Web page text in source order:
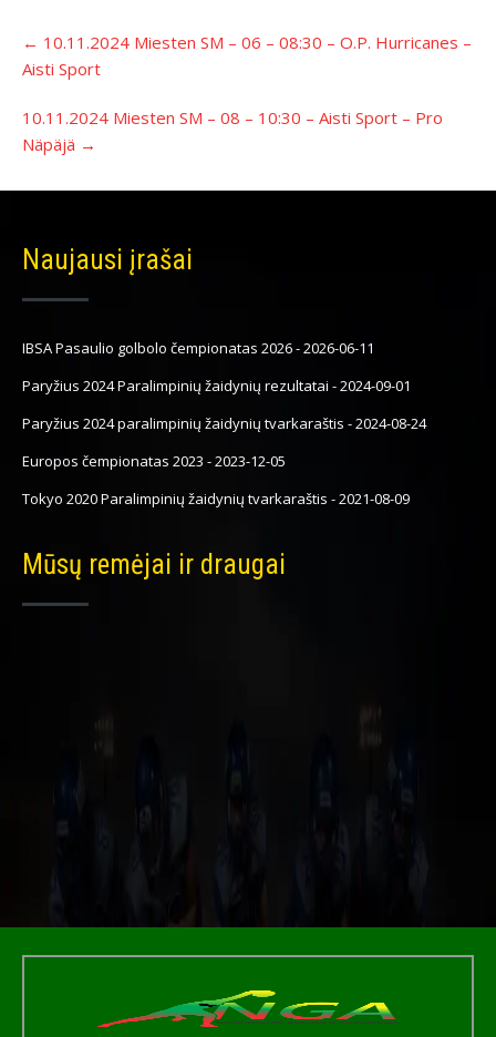
navigacija
← 10.11.2024 Miesten SM – 06 – 08:30 – O.P. Hurricanes –
Aisti Sport
10.11.2024 Miesten SM – 08 – 10:30 – Aisti Sport – Pro
Näpäjä →
Naujausi įrašai
IBSA Pasaulio golbolo čempionatas 2026-2026-06-11
Paryžius 2024 Paralimpinių žaidynių rezultatai -2024-09-01
Paryžius 2024 paralimpinių žaidynių tvarkaraštis -2024-08-24
Europos čempionatas 2023 -2023-12-05
Tokyo 2020 Paralimpinių žaidynių tvarkaraštis -2021-08-09
Mūsų remėjai ir draugai